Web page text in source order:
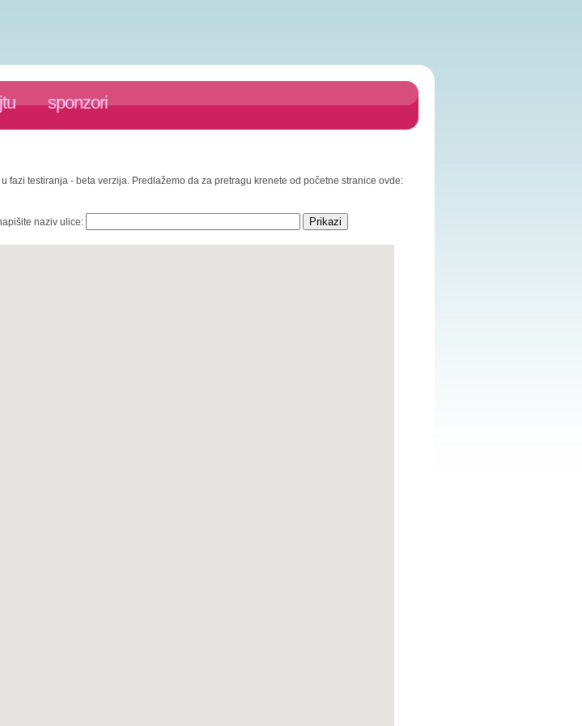
sponzori
fazi testiranja - beta verzija. Predlažemo da za pretragu krenete od početne stranice ovde:
naziv ulice: